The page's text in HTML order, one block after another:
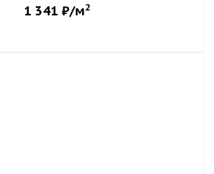
1 341 ₽/м2